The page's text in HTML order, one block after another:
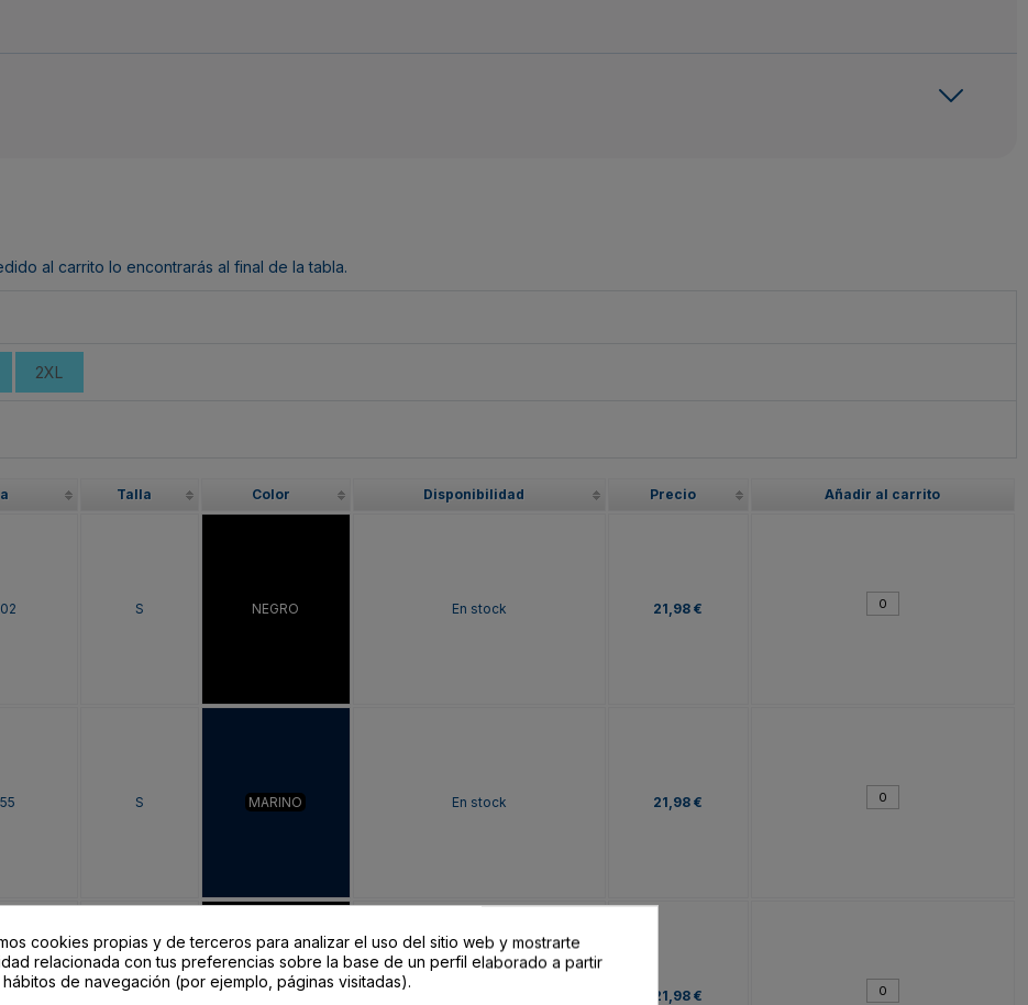
al carrito lo encontrarás al final de la tabla.
2XL
Talla Color Disponibilidad Precio Añadir al carrito
S NEGRO En stock 21,98 €
S MARINO En stock 21,98 €
NEGRO 21,98 €
cookies propias y de terceros para analizar el uso del sitio web y mostrarte
relacionada con tus preferencias sobre la base de un perfil elaborado a partir
de navegación (por ejemplo, páginas visitadas).